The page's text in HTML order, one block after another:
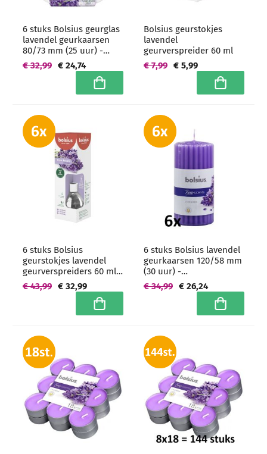
6 stuks Bolsius geurglas
lavendel geurkaarsen
80/73 mm (25 uur) -
grootverpakking
€ 24,74
€ 32,99
In winkelwagen
Bolsius geurstokjes
lavendel
geurverspreider 60 ml
€ 5,99
€ 7,99
In
6 stuks Bolsius
geurstokjes lavendel
geurverspreiders 60 ml -
grootverpakking
€ 32,99
€ 43,99
In winkelwagen
6 stuks Bolsius lavendel
geurkaarsen 120/58 mm
(30 uur) -
grootverpakking
€ 26,24
€ 34,99
In